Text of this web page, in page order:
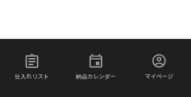
仕入れリスト 納品カレンダー マイページ